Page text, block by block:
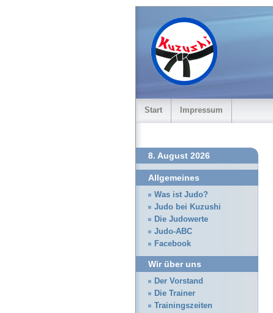
Start Impressum
8. August 2026
Allgemeines
Was ist Judo?
Judo bei Kuzushi
Die Judowerte
Judo-ABC
Facebook
Wir über uns
Der Vorstand
Die Trainer
Trainingszeiten